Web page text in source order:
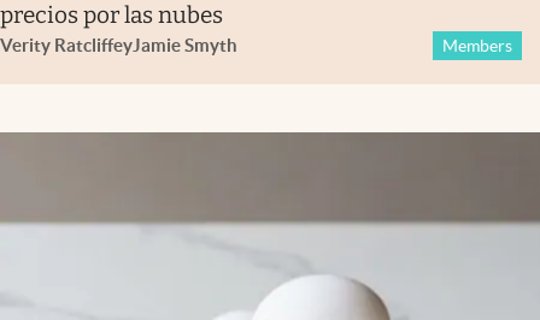
precios por las nubes
Verity RatcliffeyJamie Smyth Members